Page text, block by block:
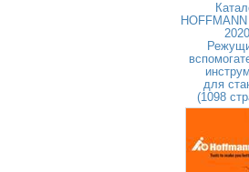
2020
для
(1098